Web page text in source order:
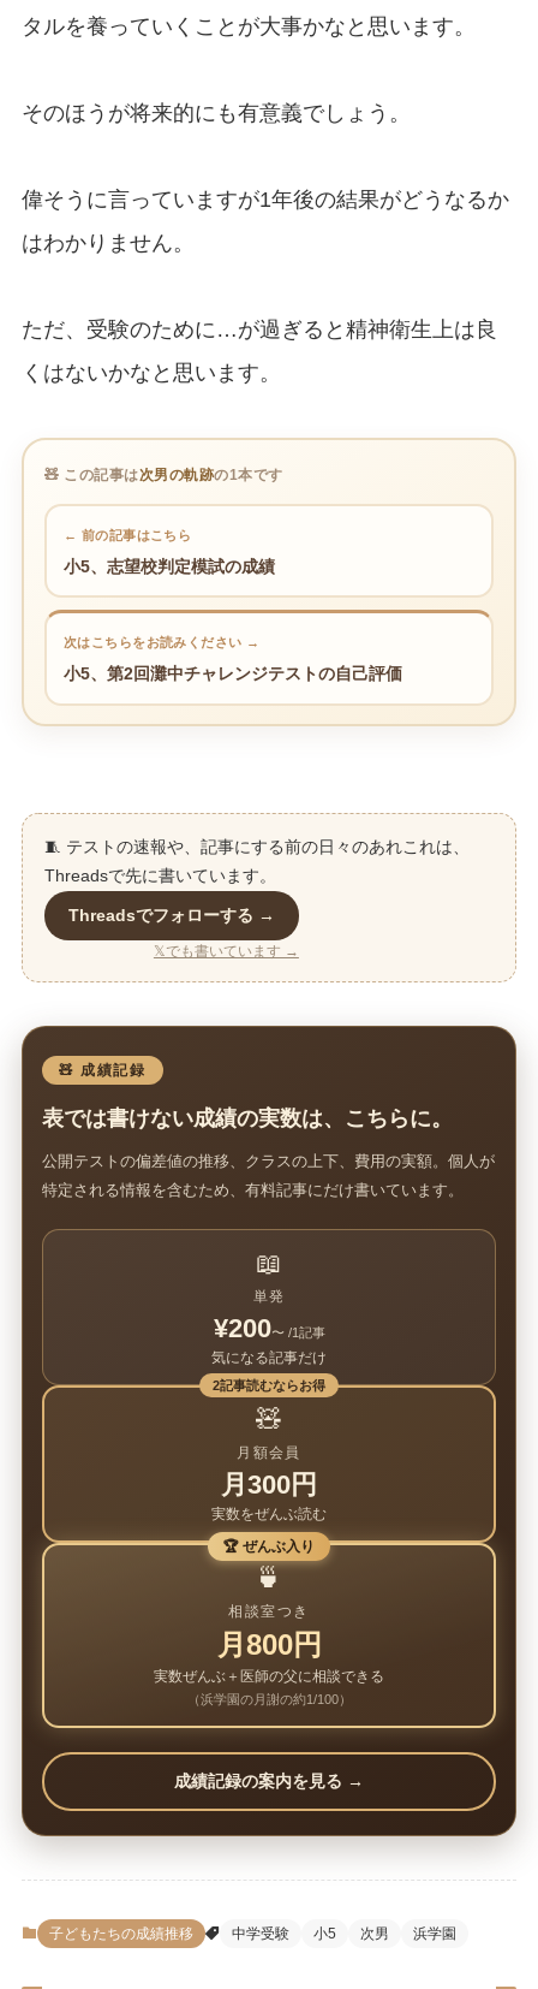
タルを養っていくことが大事かなと思います。
そのほうが将来的にも有意義でしょう。
偉そうに言っていますが1年後の結果がどうなるか
はわかりません。
ただ、受験のために…が過ぎると精神衛生上は良
くはないかなと思います。
🧸 この記事は次男の軌跡の1本です
← 前の記事はこちら
小5、志望校判定模試の成績
次はこちらをお読みください →
小5、第2回灘中チャレンジテストの自己評価
🧵 テストの速報や、記事にする前の日々のあれこれは、
Threadsで先に書いています。
Threadsでフォローする →
𝕏でも書いています →
🧸 成績記録
表では書けない成績の実数は、こちらに。
公開テストの偏差値の推移、クラスの上下、費用の実額。個人が
特定される情報を含むため、有料記事にだけ書いています。
📖
単発
¥200〜 /1記事
気になる記事だけ
2記事読むならお得
🧸
月額会員
月300円
実数をぜんぶ読む
🏆 ぜんぶ入り
🍵
相談室つき
月800円
実数ぜんぶ＋医師の父に相談できる
（浜学園の月謝の約1/100）
成績記録の案内を見る →
子どもたちの成績推移 中学受験 小5 次男 浜学園